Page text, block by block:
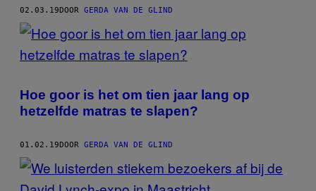
02.03.19DOOR GERDA VAN DE GLIND
Hoe goor is het om tien jaar lang op
hetzelfde matras te slapen?
01.02.19DOOR GERDA VAN DE GLIND